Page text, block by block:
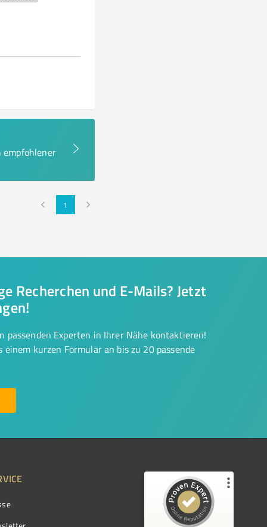
empfohlener
1
Recherchen und E-Mails? Jetzt
passenden Experten in Ihrer Nähe kontaktieren!
kurzen Formular an bis zu 20 passende
Kundenbewertungen und Erfahrungen zu
ProvenExpert.com